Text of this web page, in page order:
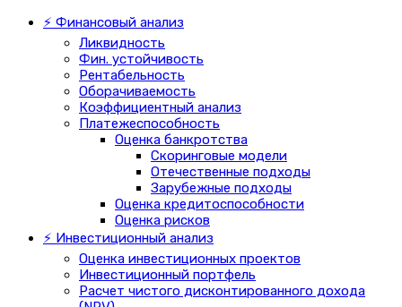
⚡ Финансовый анализ
Ликвидность
Фин. устойчивость
Рентабельность
Оборачиваемость
Коэффициентный анализ
Платежеспособность
Оценка банкротства
Скоринговые модели
Отечественные подходы
Зарубежные подходы
Оценка кредитоспособности
Оценка рисков
⚡ Инвестиционный анализ
Оценка инвестиционных проектов
Инвестиционный портфель
Расчет чистого дисконтированного дохода